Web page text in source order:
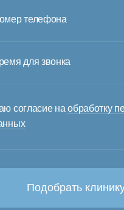
телефона
для звонка
согласие наобработку